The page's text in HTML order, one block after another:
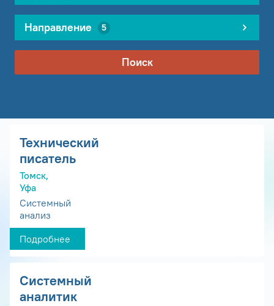
Направление 5
Поиск
Технический
писатель
Томск,
Уфа
Системный
анализ
Подробнее
Системный
аналитик